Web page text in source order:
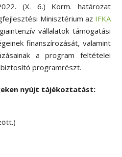
(X. 6.) Korm. határozat
Minisztérium az IFKA
vállalatok támogatási
finanszírozását, valamint
a program feltételei
programrészt.
nyújt tájékoztatást: